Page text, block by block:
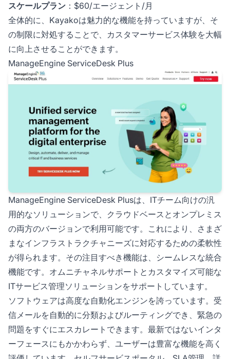
スケールプラン ：$60/エージェント/月
全体的に、Kayakoは魅力的な機能を持っていますが、そ
の制限に対処することで、カスタマーサービス体験を大幅
に向上させることができます。
ManageEngine ServiceDesk Plus
ManageEngine ServiceDesk Plusは、ITチーム向けの汎
用的なソリューションで、クラウドベースとオンプレミス
の両方のバージョンで利用可能です。これにより、さまざ
まなインフラストラクチャニーズに対応するための柔軟性
が得られます。その注目すべき機能は、シームレスな統合
機能です。オムニチャネルサポートとカスタマイズ可能な
ITサービス管理ソリューションをサポートしています。
ソフトウェアは高度な自動化エンジンを誇っています。受
信メールを自動的に分類およびルーティングでき、緊急の
問題をすぐにエスカレートできます。最新ではないインタ
ーフェースにもかかわらず、ユーザーは豊富な機能を高く